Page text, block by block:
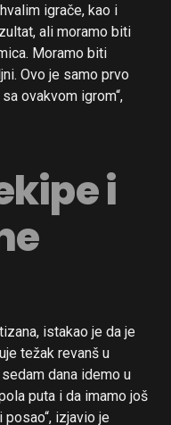
igrače, kao i
ali moramo biti
Moramo biti
Ovo je samo prvo
ovakvom igrom“,
i
istakao je da je
težak revanš u
dana idemo u
puta i da imamo još
izjavio je